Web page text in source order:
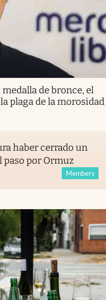
de bronce, el
plaga de la morosidad
haber cerrado un
paso por Ormuz
Members